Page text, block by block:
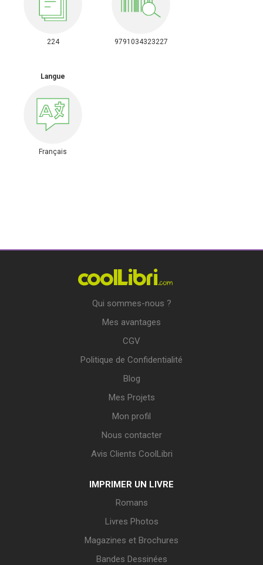
224 9791034323227
Langue
Français
Qui sommes-nous ?
Mes avantages
CGV
Politique de Confidentialité
Blog
Mes Projets
Mon profil
Nous contacter
Avis Clients CoolLibri
IMPRIMER UN LIVRE
Romans
Livres Photos
Magazines et Brochures
Bandes Dessinées